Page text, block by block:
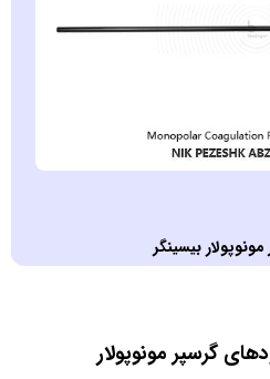
بيسينگر
گرسپر مونوپولار